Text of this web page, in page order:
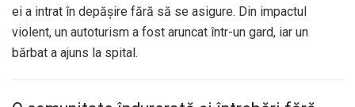
ei a intrat în depășire fără să se asigure. Din impactul
violent, un autoturism a fost aruncat într-un gard, iar un
bărbat a ajuns la spital.